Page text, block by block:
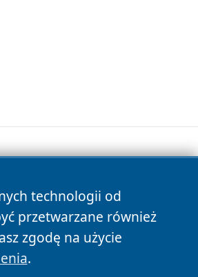
technologii od
przetwarzane również
zgodę na użycie
.